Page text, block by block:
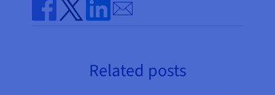
Share on Facebook
Share on Twitter
Share on Linkedin
Send by email
Related posts